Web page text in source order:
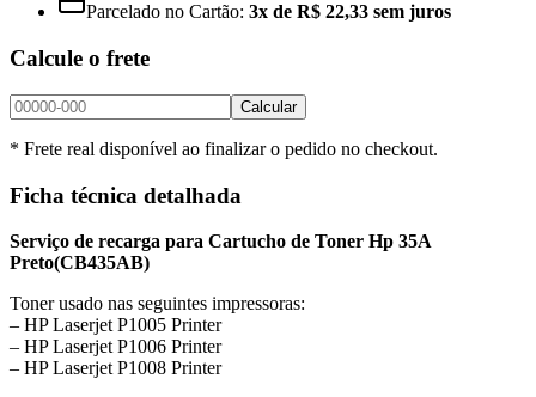
Parcelado no Cartão: 3x de R$ 22,33 sem juros
Calcule o frete
Calcular
* Frete real disponível ao finalizar o pedido no checkout.
Ficha técnica detalhada
Serviço de recarga para Cartucho de Toner Hp 35A
Preto(CB435AB)
Toner usado nas seguintes impressoras:
– HP Laserjet P1005 Printer
– HP Laserjet P1006 Printer
– HP Laserjet P1008 Printer